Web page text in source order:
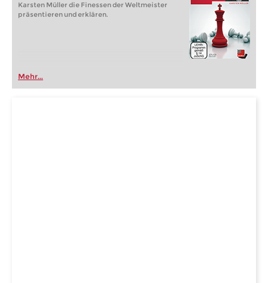
Karsten Müller die Finessen der Weltmeister
präsentieren und erklären.
Mehr...